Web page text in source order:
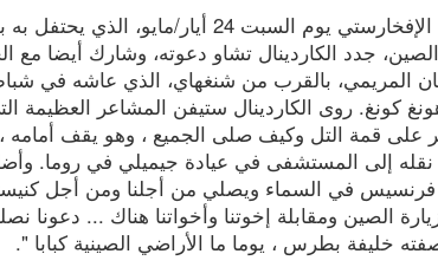
بعد يومين، في ختام القداس الإفخارستي يوم السبت 24 أيار/
جدد الكاردينال تشاو دعوته، وشارك أيضا مع
المريمي، بالقرب من شنغهاي، الذي عاشه في
كونغ. روى الكاردينال ستيفن المشاعر العظيمة
على قمة التل وكيف صلى الجميع ، وهو يقف
نقله إلى المستشفى في عيادة جيميلي في روما.
فرنسيس في السماء ويصلي من أجلنا ومن أجل
الصين ومقابلة إخوتنا وأخواتنا هناك ... دعونا
خليفة بطرس ، يوما ما الأراضي الصينية كبابا ".